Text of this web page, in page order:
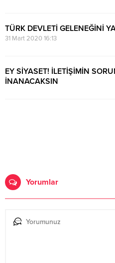
TÜRK DEVLETİ GELENEĞİNİ
31 Mart 2020 16:13
EY SİYASET! İLETİŞİMİN
İNANACAKSIN
Yorumlar